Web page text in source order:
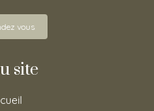
vous
site